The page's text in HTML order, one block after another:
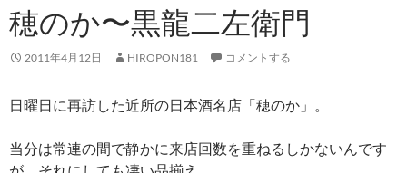
プ穂のか〜黒龍二左衛門
2011年4月12日 HIROPON181 コメントする
日曜日に再訪した近所の日本酒名店「穂のか」。
当分は常連の間で静かに来店回数を重ねるしかないんです